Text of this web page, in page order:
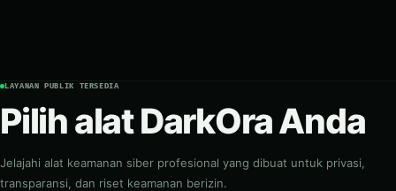
LAYANAN PUBLIK TERSEDIA
Pilih alat DarkOra Anda
Jelajahi alat keamanan siber profesional yang dibuat untuk privasi,
transparansi, dan riset keamanan berizin.